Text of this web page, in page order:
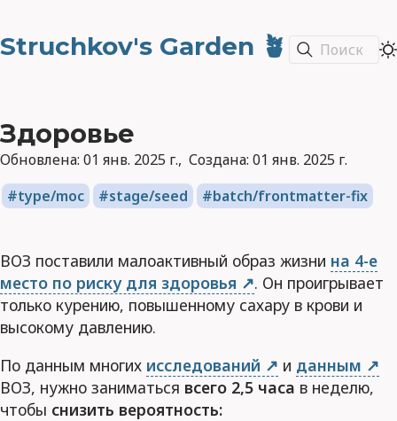
Struchkov's Garden 🪴 Поиск
Здоровье
Обновлена: 01 янв. 2025 г. Создана: 01 янв. 2025 г.
type/moc
stage/seed batch/frontmatter-fix
ВОЗ поставили малоактивный образ жизни на 4-е
место по риску для здоровья
. Он проигрывает
только курению, повышенному сахару в крови и
высокому давлению.
По данным многих исследований и данным
ВОЗ, нужно заниматься всего 2,5 часа в неделю,
чтобы снизить вероятность: